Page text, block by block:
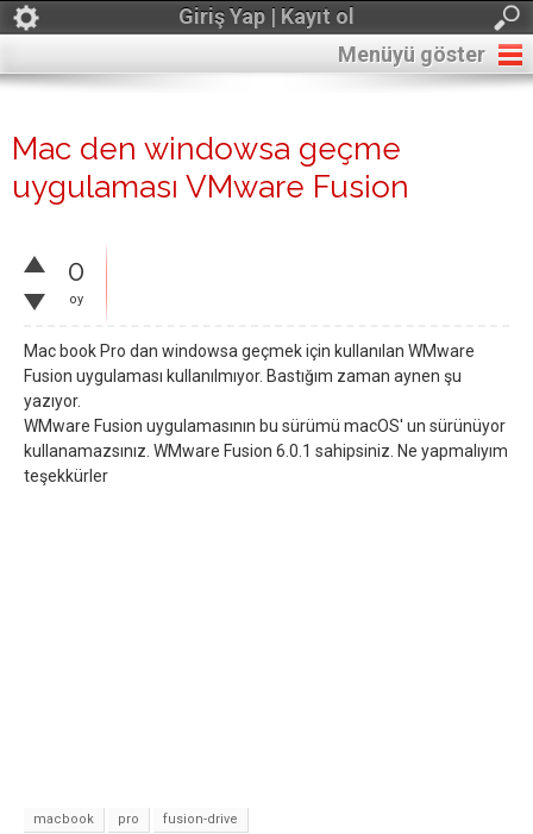
Giriş Yap | Kayıt ol
Menüyü göster
Mac den windowsa geçme
uygulaması VMware Fusion
0
oy
Mac book Pro dan windowsa geçmek için kullanılan WMware
Fusion uygulaması kullanılmıyor. Bastığım zaman aynen şu
yazıyor.
WMware Fusion uygulamasının bu sürümü macOS' un sürünüyor
kullanamazsınız. WMware Fusion 6.0.1 sahipsiniz. Ne yapmalıyım
teşekkürler
macbook pro fusion-drive